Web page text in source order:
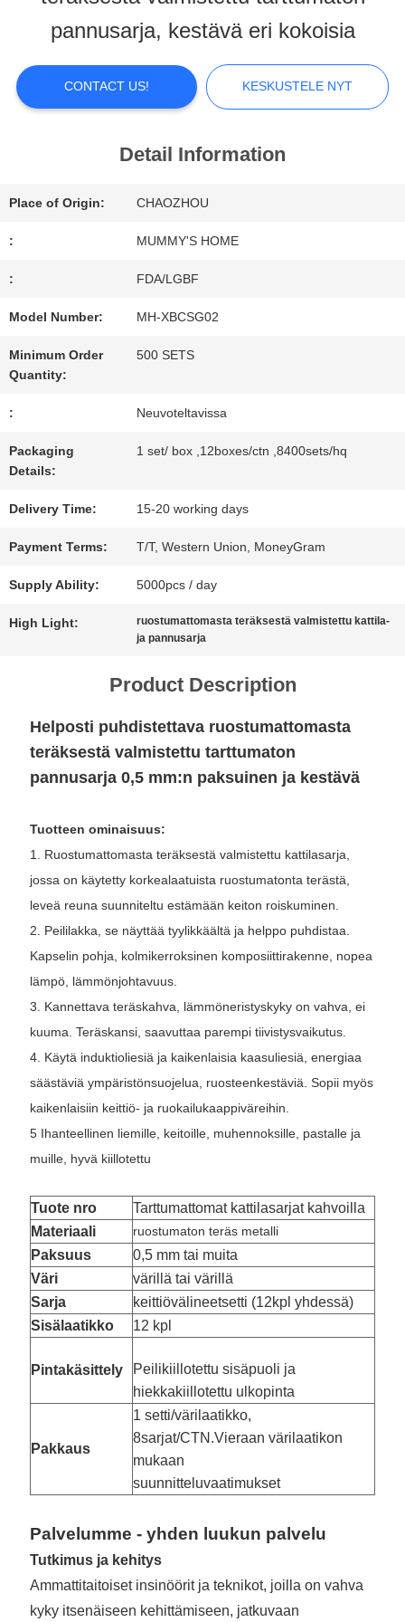
ABOUT
FACTORY
US
NEWS
ALL
CASES
SITEMAP
TIETOSUOJAKÄYTÄNTÖ
pannusarja, kestävä eri kokoisia
CONTACT US! KESKUSTELE NYT
Detail Information
Place of Origin: CHAOZHOU
: MUMMY'S HOME
: FDA/LGBF
Model Number: MH-XBCSG02
Minimum Order
Quantity:
500 SETS
: Neuvoteltavissa
Packaging
Details:
1 set/ box ,12boxes/ctn ,8400sets/hq
Delivery Time: 15-20 working days
Payment Terms: T/T, Western Union, MoneyGram
Supply Ability: 5000pcs / day
High Light:
ruostumattomasta teräksestä valmistettu kattila-
ja pannusarja
Product Description
Helposti puhdistettava ruostumattomasta
teräksestä valmistettu tarttumaton
pannusarja 0,5 mm:n paksuinen ja kestävä
Tuotteen ominaisuus:
1. Ruostumattomasta teräksestä valmistettu kattilasarja,
jossa on käytetty korkealaatuista ruostumatonta terästä,
leveä reuna suunniteltu estämään keiton roiskuminen.
2. Peililakka, se näyttää tyylikkäältä ja helppo puhdistaa.
Kapselin pohja, kolmikerroksinen komposiittirakenne, nopea
lämpö, ​​lämmönjohtavuus.
3. Kannettava teräskahva, lämmöneristyskyky on vahva, ei
kuuma. Teräskansi, saavuttaa parempi tiivistysvaikutus.
4. Käytä induktioliesiä ja kaikenlaisia ​​kaasuliesiä, energiaa
säästäviä ympäristönsuojelua, ruosteenkestäviä. Sopii myös
kaikenlaisiin keittiö- ja ruokailukaappiväreihin.
5 Ihanteellinen liemille, keitoille, muhennoksille, pastalle ja
muille, hyvä kiillotettu
Tuote nro
Tarttumattomat kattilasarjat kahvoilla
Materiaali
ruostumaton teräs metalli
Paksuus
0,5 mm tai muita
Väri
värillä tai värillä
Sarja
keittiövälineetsetti (12kpl yhdessä)
Sisälaatikko
12 kpl
Pintakäsittely
Peilikiillotettu sisäpuoli ja
hiekkakiillotettu ulkopinta
Pakkaus
1 setti/värilaatikko,
8sarjat/CTN.Vieraan värilaatikon
mukaan
suunnitteluvaatimukset
Palvelumme - yhden luukun palvelu
Tutkimus ja kehitys
Ammattitaitoiset insinöörit ja teknikot, joilla on vahva
kyky itsenäiseen kehittämiseen, jatkuvaan